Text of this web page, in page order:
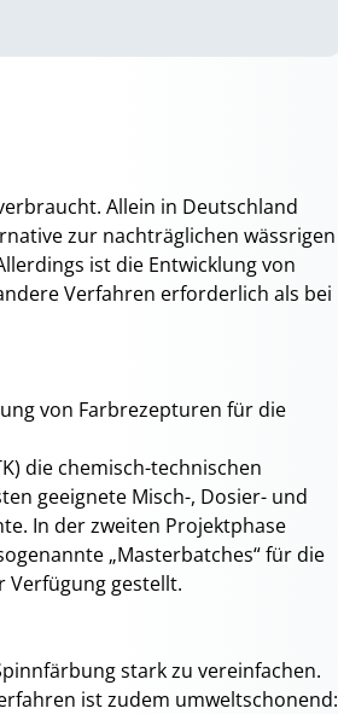
Allein in Deutschland
zur nachträglichen wässrigen
ist die Entwicklung von
Verfahren erforderlich als bei
von Farbrezepturen für die
die chemisch-technischen
geeignete Misch-, Dosier- und
In der zweiten Projektphase
„Masterbatches“ für die
Verfügung gestellt.
stark zu vereinfachen.
ist zudem umweltschonend: